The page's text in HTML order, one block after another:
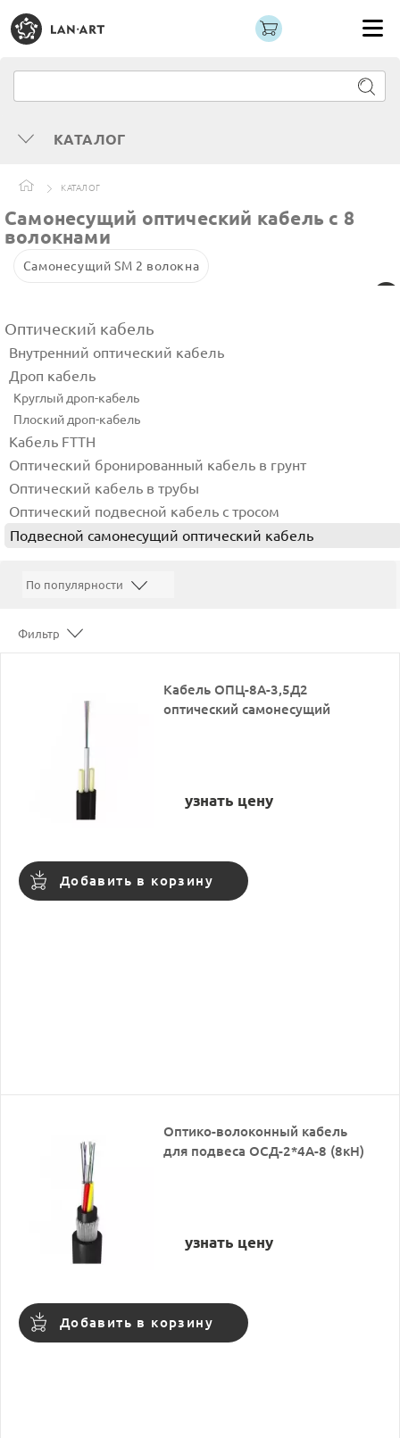
КАТАЛОГ
КАТАЛОГ
Самонесущий оптический кабель с 8
волокнами
Самонесущий SM 2 волокна
Оптический кабель
Внутренний оптический кабель
Дроп кабель
Круглый дроп-кабель
Плоский дроп-кабель
Кабель FTTH
Оптический бронированный кабель в грунт
Оптический кабель в трубы
Оптический подвесной кабель с тросом
Подвесной самонесущий оптический кабель
Фильтр
Кабель ОПЦ-8А-3,5Д2
оптический самонесущий
узнать цену
Добавить в корзину
Оптико-волоконный кабель
для подвеса ОСД-2*4А-8 (8кН)
узнать цену
Добавить в корзину